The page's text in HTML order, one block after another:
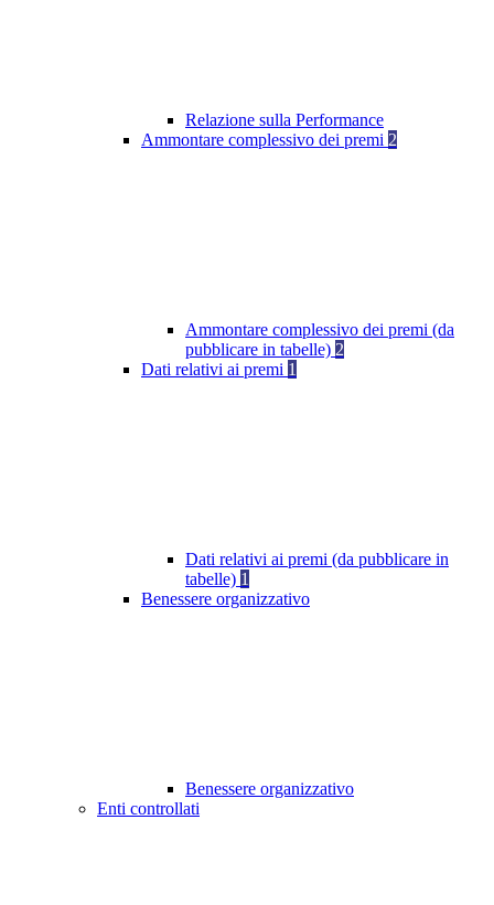
Relazione sulla Performance
Ammontare complessivo dei premi 2
Ammontare complessivo dei premi (da
pubblicare in tabelle) 2
Dati relativi ai premi 1
Dati relativi ai premi (da pubblicare in
tabelle) 1
Benessere organizzativo
Benessere organizzativo
Enti controllati